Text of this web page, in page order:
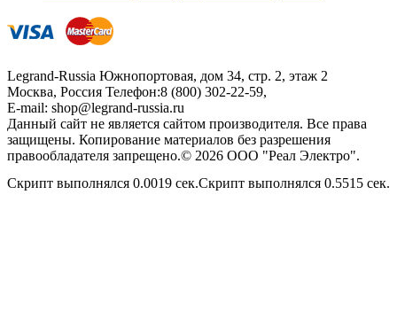
Legrand-Russia Южнопортовая, дом 34, стр. 2, этаж 2
Москва, Россия Телефон:8 (800) 302-22-59,
E-mail: shop@legrand-russia.ru
Данный сайт не является сайтом производителя. Все права
защищены. Копирование материалов без разрешения
правообладателя запрещено.© 2026 ООО "Реал Электро".
Скрипт выполнялся 0.0019 сек.Скрипт выполнялся 0.5515 сек.